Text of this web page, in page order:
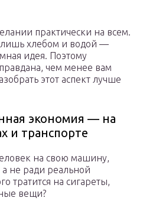
практически на всем.
лишь хлебом и водой —
идея. Поэтому
чем менее вам
этот аспект лучше
экономия — на
и транспорте
на свою машину,
а не ради реальной
тратится на сигареты,
вещи?